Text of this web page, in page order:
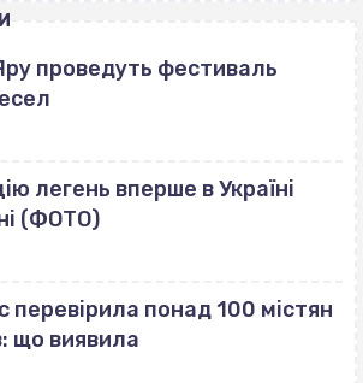
проведуть фестиваль
легень вперше в Україні
(ФОТО)
перевірила понад 100 містян
що виявила